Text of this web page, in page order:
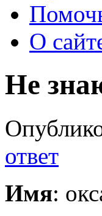
О
Не
ответ
Имя: